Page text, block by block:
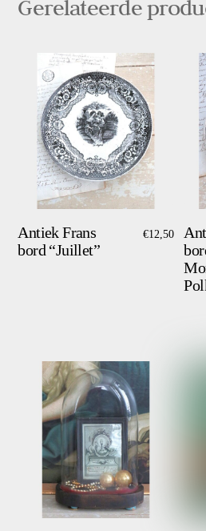
aantal
Gerelateerde
Antiek Frans
bord “Juillet”
€12,50